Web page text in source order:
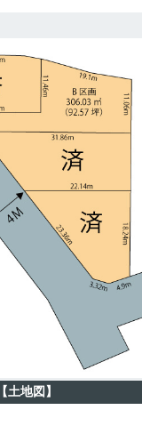
【土地図】